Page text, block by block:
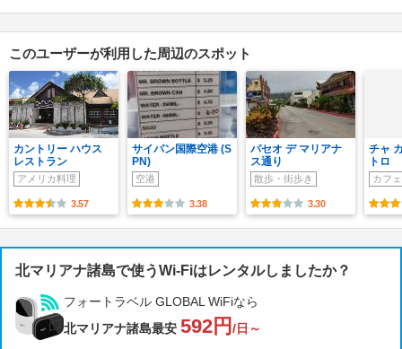
このユーザーが利用した周辺のスポット
カントリー ハウス
レストラン
アメリカ料理
3.57
サイパン国際空港 (S
PN)
空港
3.38
パセオ デ マリアナ
ス通り
散歩・街歩き
3.30
チャ
トロ
カフェ
北マリアナ諸島で使うWi-Fiはレンタルしましたか？
フォートラベル GLOBAL WiFiなら
北マリアナ諸島最安 592円 /日～